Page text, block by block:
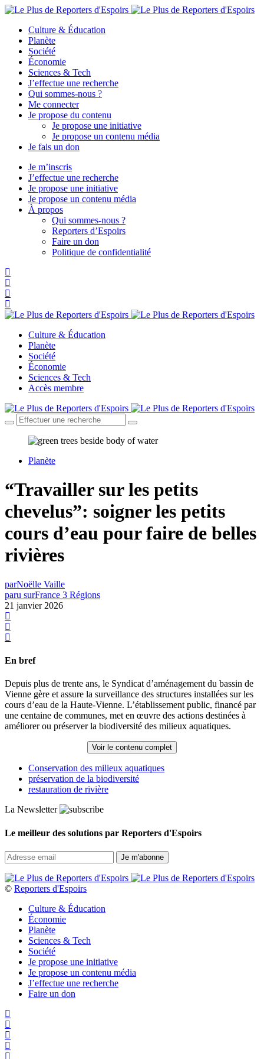
Culture & Éducation
Planète
Société
Économie
Sciences & Tech
J’effectue une recherche
Qui sommes-nous ?
Me connecter
Je propose du contenu
Je propose une initiative
Je propose un contenu média
Je fais un don
Je m’inscris
J’effectue une recherche
Je propose une initiative
Je propose un contenu média
À propos
Qui sommes-nous ?
Reporters d’Espoirs
Faire un don
Politique de confidentialité
Culture & Éducation
Planète
Société
Économie
Sciences & Tech
Accès membre
Planète
“Travailler sur les petits
chevelus”: soigner les petits
cours d’eau pour faire de belles
rivières
parNoëlle Vaille
paru surFrance 3 Régions
21 janvier 2026
En bref
Depuis plus de trente ans, le Syndicat d’aménagement du bassin de
Vienne gère et assure la surveillance des structures installées sur les
cours d’eau de la Haute-Vienne. L’établissement public, financé par
une centaine de communes, met en œuvre des actions destinées à
améliorer ou préserver la biodiversité des milieux aquatiques.
Voir le contenu complet
Conservation des milieux aquatiques
préservation de la biodiversité
restauration de rivière
La Newsletter
Le meilleur des solutions par Reporters d'Espoirs
© Reporters d'Espoirs
Culture & Éducation
Économie
Planète
Sciences & Tech
Société
Je propose une initiative
Je propose un contenu média
J’effectue une recherche
Faire un don